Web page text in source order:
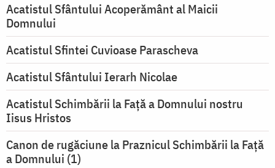
Acatistul Sfântului Acoperământ al Maicii
Domnului
Acatistul Sfintei Cuvioase Parascheva
Acatistul Sfântului Ierarh Nicolae
Acatistul Schimbării la Faţă a Domnului nostru
Iisus Hristos
Canon de rugăciune la Praznicul Schimbării la Faţă
a Domnului (1)